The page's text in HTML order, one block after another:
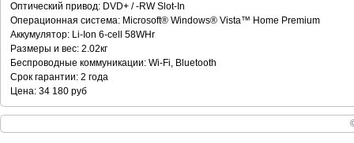
Оптический привод: DVD+ / -RW Slot-In
Операционная система: Microsoft® Windows® Vista™ Home Premium
Аккумулятор: Li-Ion 6-cell 58WHr
Размеры и вес: 2.02кг
Беспроводные коммуникации: Wi-Fi, Bluetooth
Срок гарантии: 2 года
Цена: 34 180 руб